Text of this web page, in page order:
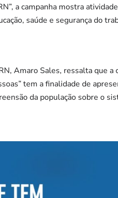
a campanha mostra
saúde e segurança do
Amaro Sales, ressalta que
tem a finalidade de
da população sobre o